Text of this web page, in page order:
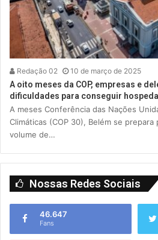
Redação 02 10 de março de 2025
A oito meses da COP, empresas e
dificuldades para conseguir
A meses Conferência das Nações
Climáticas (COP 30), Belém se
volume de…
Nossas Redes Sociais
46.647
Fans